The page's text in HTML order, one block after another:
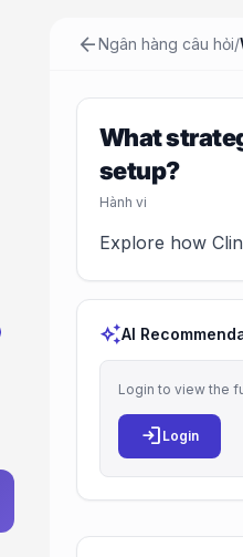
arrow_backNgân hàng câu hỏi/
What
setup?
Hành vi
Explore how
auto_awesomeAI
Login to view the
login Login